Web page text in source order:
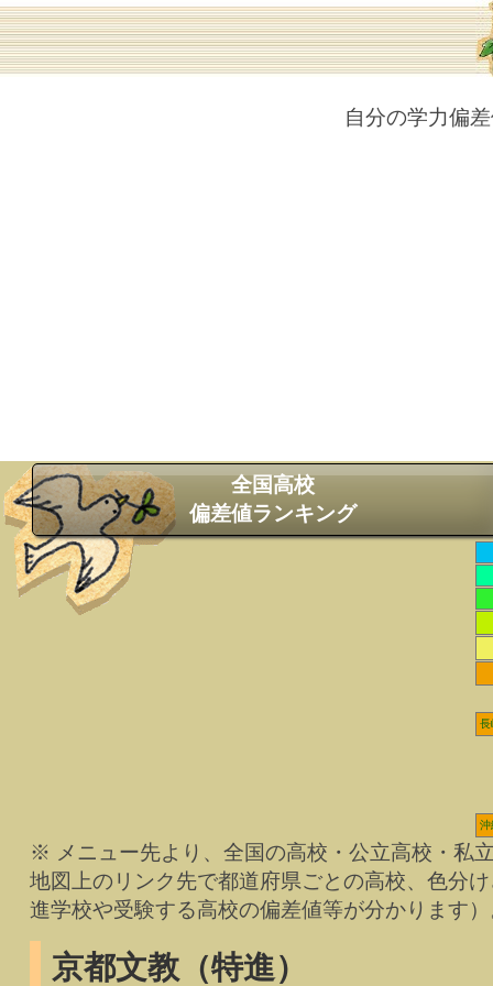
自分の学力偏
全国高校
偏差値ランキング
長
沖
※ メニュー先より、全国の高校・公立高校・私
地図上のリンク先で都道府県ごとの高校、色分
進学校や受験する高校の偏差値等が分かります
京都文教（特進）